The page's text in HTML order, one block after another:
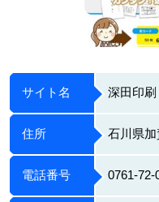
サイト名 深田印刷
住所 石川県
電話番号 0761-72-